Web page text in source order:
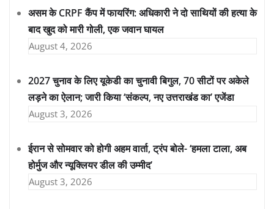
असम के CRPF कैंप में फायरिंग: अधिकारी ने दो साथियों की हत्या के
बाद खुद को मारी गोली, एक जवान घायल
August 4, 2026
2027 चुनाव के लिए यूकेडी का चुनावी बिगुल, 70 सीटों पर अकेले
लड़ने का ऐलान; जारी किया ‘संकल्प, नए उत्तराखंड का’ एजेंडा
August 3, 2026
ईरान से सोमवार को होगी अहम वार्ता, ट्रंप बोले- ‘हमला टाला, अब
होर्मुज और न्यूक्लियर डील की उम्मीद’
August 3, 2026